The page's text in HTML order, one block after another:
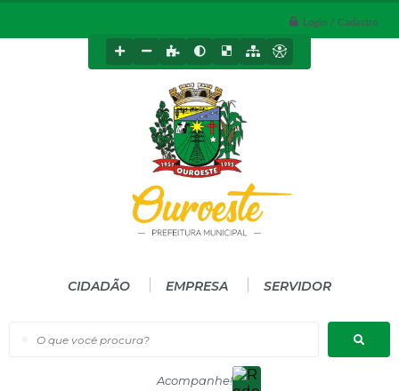
Login / Cadastro
O que você procura?
CIDADÃO EMPRESA SERVIDOR